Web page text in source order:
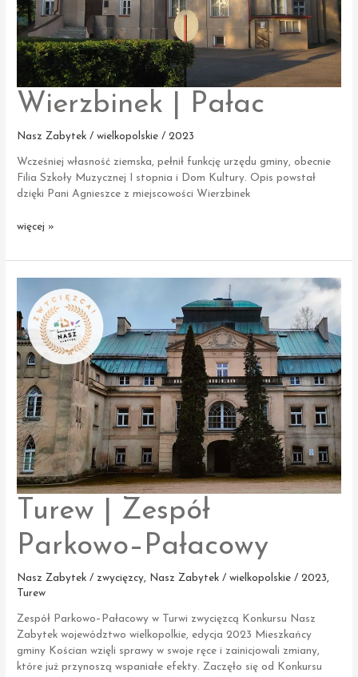
Wierzbinek | Pałac
Nasz Zabytek / wielkopolskie / 2023
Wcześniej własność ziemska, pełnił funkcję urzędu gminy, obecnie
Filia Szkoły Muzycznej I stopnia i Dom Kultury. Opis powstał
dzięki Pani Agnieszce z miejscowości Wierzbinek
Wierzbinek
Pałac
więcej »
Turew | Zespół
Parkowo–Pałacowy
Nasz Zabytek / zwycięzcy, Nasz Zabytek / wielkopolskie / 2023,
Turew
Zespół Parkowo–Pałacowy w Turwi zwycięzcą Konkursu Nasz
Zabytek województwo wielkopolkie, edycja 2023 Mieszkańcy
gminy Kościan wzięli sprawy w swoje ręce i zainicjowali zmiany,
które już przynoszą wspaniałe efekty. Zaczęło się od Konkursu